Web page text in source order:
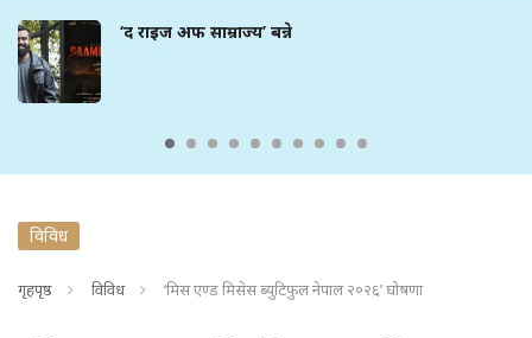
‘द राइज अफ साम्राज्य’ बन्ने
विविध
गृहपृष्ठ विविध ‘मिस एण्ड मिसेस ब्युटिफुल नेपाल २०२६’ घोषणा